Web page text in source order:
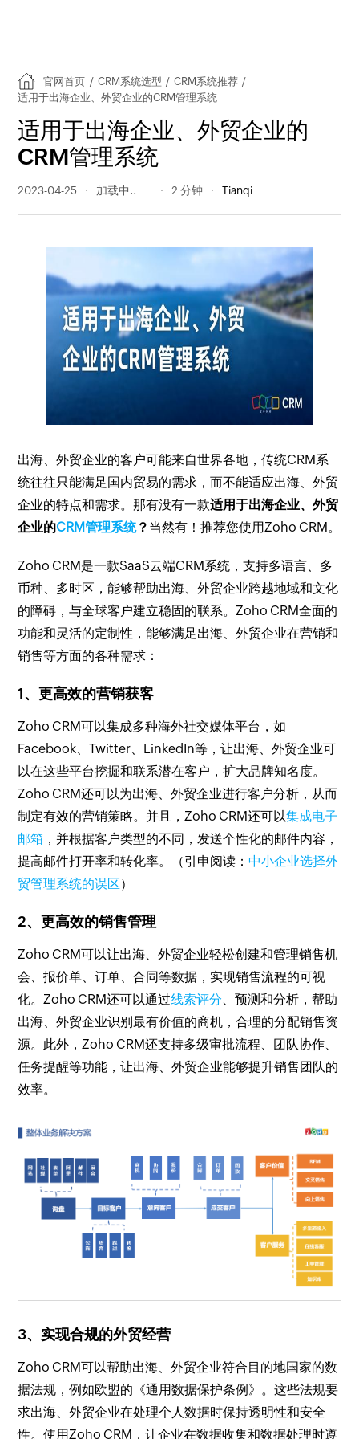
官网首页 / CRM系统选型 / CRM系统推荐 /
适用于出海企业、外贸企业的CRM管理系统
适用于出海企业、外贸企业的
CRM管理系统
2023-04-25 362 阅读量 2 分钟 Tianqi
出海、外贸企业的客户可能来自世界各地，传统CRM系
统往往只能满足国内贸易的需求，而不能适应出海、外贸
企业的特点和需求。那有没有一款适用于出海企业、外贸
企业的CRM管理系统？ 当然有！推荐您使用Zoho CRM。
Zoho CRM是一款SaaS云端CRM系统，支持多语言、多
币种、多时区，能够帮助出海、外贸企业跨越地域和文化
的障碍，与全球客户建立稳固的联系。Zoho CRM全面的
功能和灵活的定制性，能够满足出海、外贸企业在营销和
销售等方面的各种需求：
1、更高效的营销获客
Zoho CRM可以集成多种海外社交媒体平台，如
Facebook、Twitter、LinkedIn等，让出海、外贸企业可
以在这些平台挖掘和联系潜在客户，扩大品牌知名度。
Zoho CRM还可以为出海、外贸企业进行客户分析，从而
制定有效的营销策略。并且，Zoho CRM还可以集成电子
邮箱 ，并根据客户类型的不同，发送个性化的邮件内容，
提高邮件打开率和转化率。（引申阅读：中小企业选择外
贸管理系统的误区）
2、更高效的销售管理
Zoho CRM可以让出海、外贸企业轻松创建和管理销售机
会、报价单、订单、合同等数据，实现销售流程的可视
化。Zoho CRM还可以通过线索评分、预测和分析，帮助
出海、外贸企业识别最有价值的商机，合理的分配销售资
源。此外，Zoho CRM还支持多级审批流程、团队协作、
任务提醒等功能，让出海、外贸企业能够提升销售团队的
效率。
3、实现合规的外贸经营
Zoho CRM可以帮助出海、外贸企业符合目的地国家的数
据法规，例如欧盟的《通用数据保护条例》。这些法规要
求出海、外贸企业在处理个人数据时保持透明性和安全
性。使用Zoho CRM，让企业在数据收集和数据处理时遵